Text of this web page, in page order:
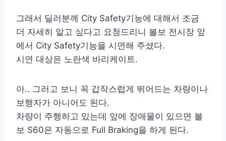
그래서 딜러분께 City Safety기능에 대해서 조금
더 자세히 알고 싶다고 요청드리니 볼보 전시장 앞
에서 City Safety기능을 시연해 주셨다.
시연 대상은 노란색 바리케이트.
아.. 그러고 보니 꼭 갑작스럽게 뛰어드는 차량이나
보행자가 아니어도 된다.
차량이 주행하고 있는데 앞에 장애물이 있으면 볼
보 S60은 자동으로 Full Braking을 하게 된다.